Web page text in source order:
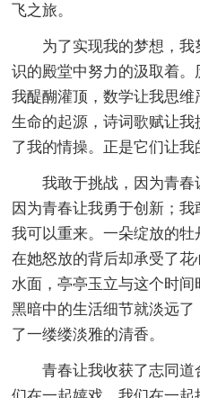
飞之旅。
为了实现我的梦想，
识的殿堂中努力的汲取着
我醍醐灌顶，数学让我思
生命的起源，诗词歌赋让
了我的情操。正是它们让我
我敢于挑战，因为青春
因为青春让我勇于创新；
我可以重来。一朵绽放的
在她怒放的背后却承受了
水面，亭亭玉立与这个时
黑暗中的生活细节就淡远
了一缕缕淡雅的清香。
青春让我收获了志同